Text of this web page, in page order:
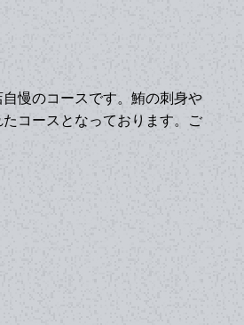
慢のコースです。鮪の刺身や
コースとなっております。ご